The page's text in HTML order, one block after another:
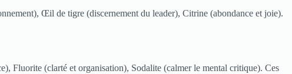
Œil de tigre (discernement du leader), Citrine (abondance et joie).
Fluorite (clarté et organisation), Sodalite (calmer le mental critique). Ces